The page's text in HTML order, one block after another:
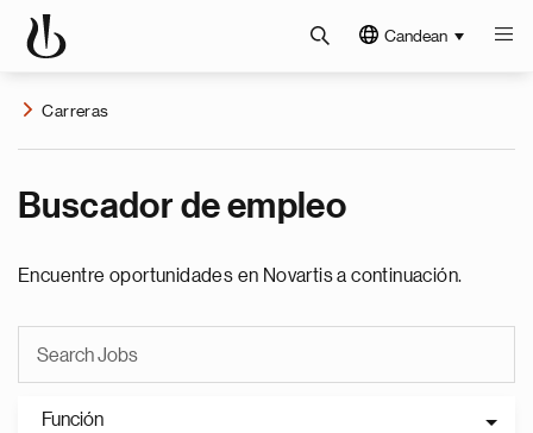
Candean
Carreras
Buscador de empleo
Encuentre oportunidades en Novartis a continuación.
Función